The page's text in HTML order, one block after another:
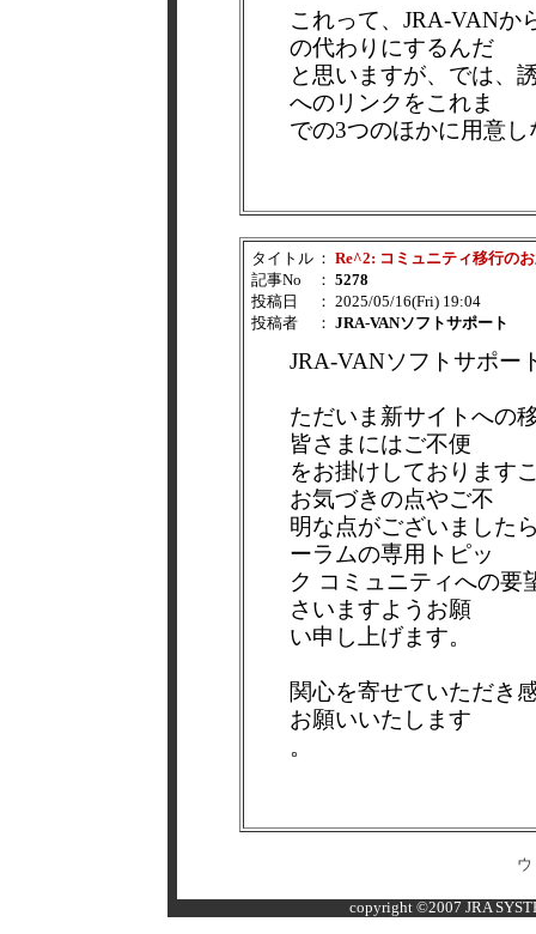
これって、JRA-VANか
の代わりにするんだ
と思いますが、では、
へのリンクをこれま
での3つのほかに用意
タイトル ： Re^2: コミュニティ移行の
記事No
： 5278
投稿日
： 2025/05/16(Fri) 19:04
投稿者
： JRA-VANソフトサポート
JRA-VANソフトサポー
ただいま新サイトへの
皆さまにはご不便
をお掛けしております
お気づきの点やご不
明な点がございました
ーラムの専用トピッ
ク コミュニティへの要
さいますようお願
い申し上げます。
関心を寄せていただき
お願いいたします
。
copyright ©2007 JRA